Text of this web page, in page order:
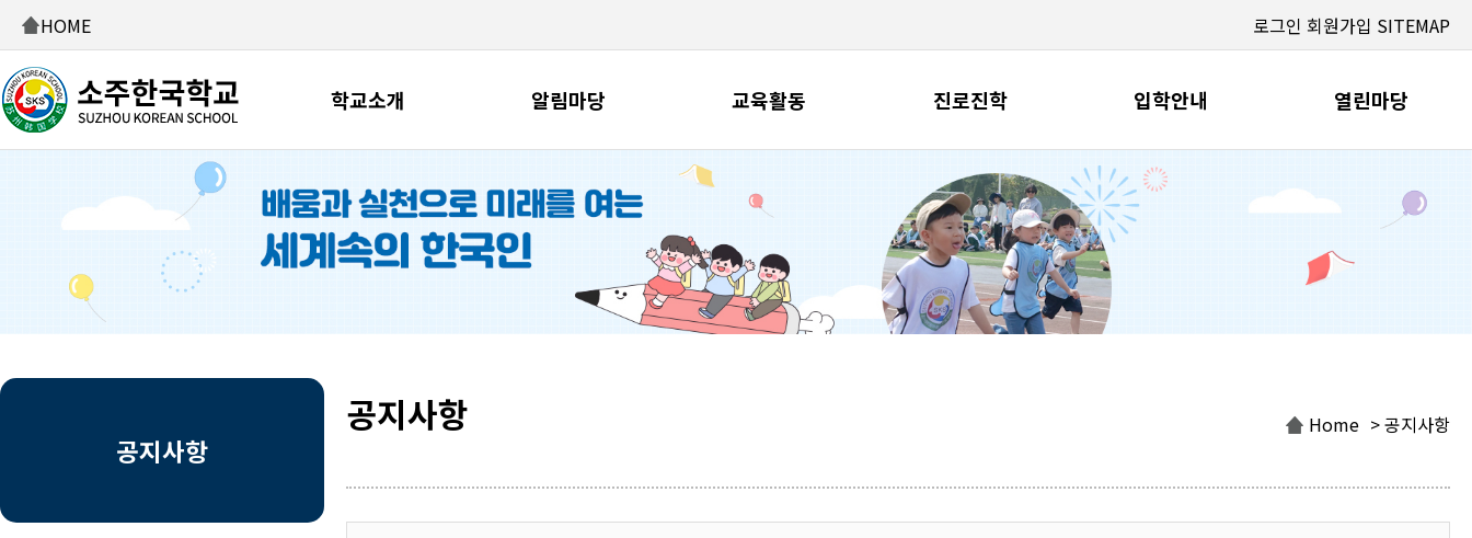
HOME 로그인 회원가입 SITEMAP
학교소개 알림마당 교육활동 진로진학 입학안내 열린마당
공지사항
공지사항 Home > 공지사항